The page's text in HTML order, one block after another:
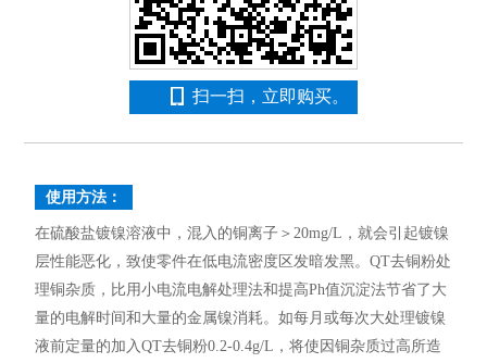
扫一扫，立即购买。
使用方法：
在硫酸盐镀镍溶液中，混入的铜离子＞20mg/L，就会引起镀镍
层性能恶化，致使零件在低电流密度区发暗发黑。QT去铜粉处
理铜杂质，比用小电流电解处理法和提高Ph值沉淀法节省了大
量的电解时间和大量的金属镍消耗。如每月或每次大处理镀镍
液前定量的加入QT去铜粉0.2-0.4g/L，将使因铜杂质过高所造